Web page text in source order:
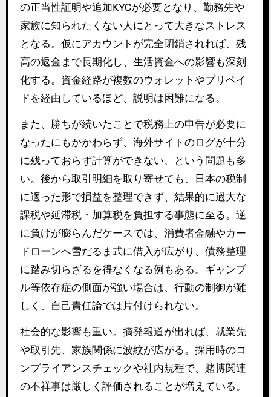
の正当性証明や追加KYCが必要となり、勤務先や
家族に知られたくない人にとって大きなストレス
となる。仮にアカウントが完全閉鎖されれば、残
高の返金まで長期化し、生活資金への影響も深刻
化する。資金経路が複数のウォレットやプリペイ
ドを経由しているほど、説明は困難になる。
また、勝ちが続いたことで税務上の申告が必要に
なったにもかかわらず、海外サイトのログが十分
に残っておらず計算ができない、という問題も多
い。後から取引明細を取り寄せても、日本の税制
に適った形で損益を整理できず、結果的に過大な
課税や延滞税・加算税を負担する事態に至る。逆
に負けが膨らんだケースでは、消費者金融やカー
ドローンへ雪だるま式に借入が広がり、債務整理
に踏み切らざるを得なくなる例もある。ギャンブ
ル等依存症の側面が強い場合は、行動の制御が難
しく、自己責任論では片付けられない。
社会的な影響も重い。摘発報道が出れば、就業先
や取引先、家族関係に波紋が広がる。採用時のコ
ンプライアンスチェックや社内規程で、賭博関連
の不祥事は厳しく評価されることが増えている。